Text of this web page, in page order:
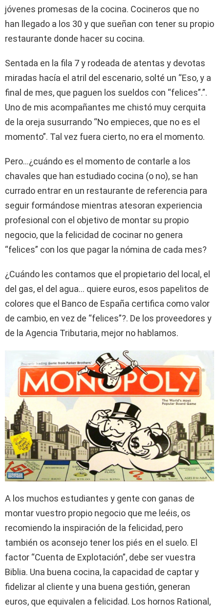
jóvenes promesas de la cocina. Cocineros que no
han llegado a los 30 y que sueñan con tener su propio
restaurante donde hacer su cocina.
Sentada en la fila 7 y rodeada de atentas y devotas
miradas hacía el atril del escenario, solté un “Eso, y a
final de mes, que paguen los sueldos con “felices”.”.
Uno de mis acompañantes me chistó muy cerquita
de la oreja susurrando “No empieces, que no es el
momento”. Tal vez fuera cierto, no era el momento.
Pero…¿cuándo es el momento de contarle a los
chavales que han estudiado cocina (o no), se han
currado entrar en un restaurante de referencia para
seguir formándose mientras atesoran experiencia
profesional con el objetivo de montar su propio
negocio, que la felicidad de cocinar no genera
“felices” con los que pagar la nómina de cada mes?
¿Cuándo les contamos que el propietario del local, el
del gas, el del agua… quiere euros, esos papelitos de
colores que el Banco de España certifica como valor
de cambio, en vez de “felices”?. De los proveedores y
de la Agencia Tributaria, mejor no hablamos.
A los muchos estudiantes y gente con ganas de
montar vuestro propio negocio que me leéis, os
recomiendo la inspiración de la felicidad, pero
también os aconsejo tener los piés en el suelo. El
factor “Cuenta de Explotación”, debe ser vuestra
Biblia. Una buena cocina, la capacidad de captar y
fidelizar al cliente y una buena gestión, generan
euros, que equivalen a felicidad. Los hornos Rational,